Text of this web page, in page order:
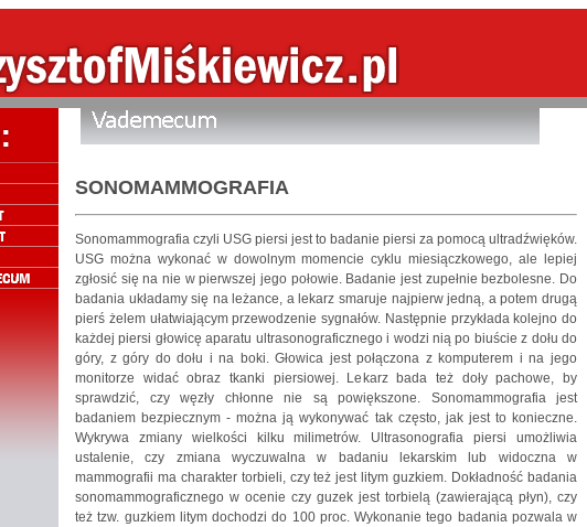
SONOMAMMOGRAFIA
Sonomammografia czyli USG piersi jest to badanie piersi za pomocą ultradźwięków.
USG można wykonać w dowolnym momencie cyklu miesiączkowego, ale lepiej
zgłosić się na nie w pierwszej jego połowie. Badanie jest zupełnie bezbolesne. Do
badania układamy się na leżance, a lekarz smaruje najpierw jedną, a potem drugą
pierś żelem ułatwiającym przewodzenie sygnałów. Następnie przykłada kolejno do
każdej piersi głowicę aparatu ultrasonograficznego i wodzi nią po biuście z dołu do
góry, z góry do dołu i na boki. Głowica jest połączona z komputerem i na jego
monitorze widać obraz tkanki piersiowej. Lekarz bada też doły pachowe, by
sprawdzić, czy węzły chłonne nie są powiększone. Sonomammografia jest
badaniem bezpiecznym - można ją wykonywać tak często, jak jest to konieczne.
Wykrywa zmiany wielkości kilku milimetrów. Ultrasonografia piersi umożliwia
ustalenie, czy zmiana wyczuwalna w badaniu lekarskim lub widoczna w
mammografii ma charakter torbieli, czy też jest litym guzkiem. Dokładność badania
sonomammograficznego w ocenie czy guzek jest torbielą (zawierającą płyn), czy
też tzw. guzkiem litym dochodzi do 100 proc. Wykonanie tego badania pozwala w